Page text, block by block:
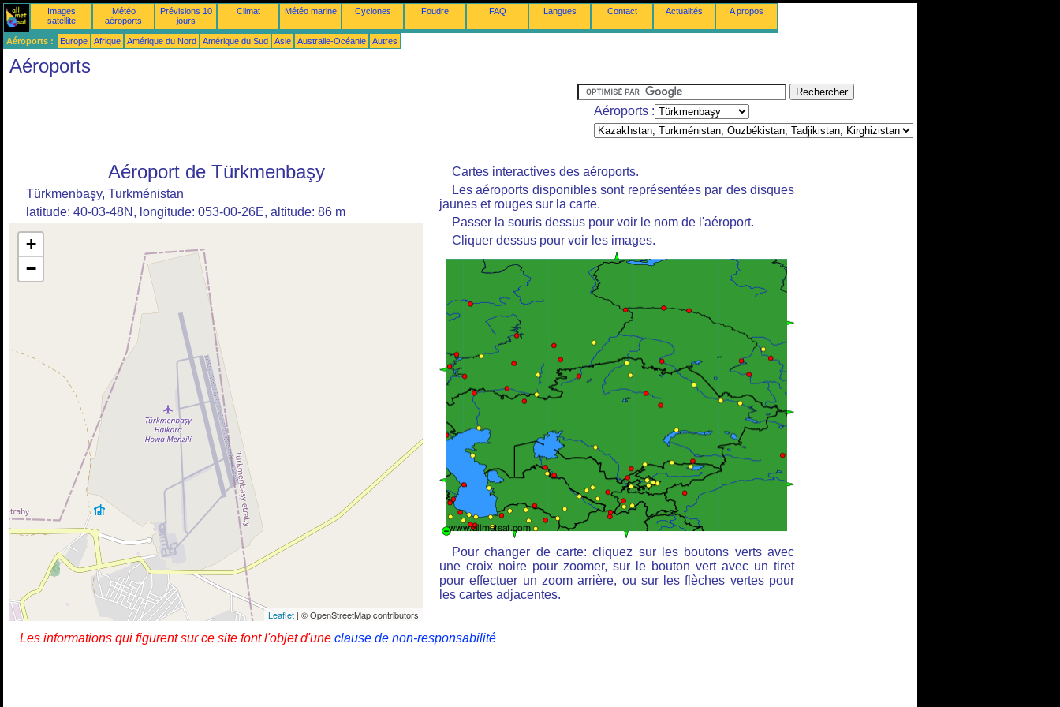
Images
satellite
Météo
aéroports
Prévisions 10
jours
Climat Météo marine Cyclones Foudre FAQ Langues Contact Actualités A propos
Aéroports : Europe Afrique Amérique du Nord Amérique du Sud Asie Australie-Océanie Autres
Aéroports
Aéroports :
Aéroport de Türkmenbaşy
Türkmenbaşy, Turkménistan
latitude: 40-03-48N, longitude: 053-00-26E, altitude: 86 m
+
−
Leaflet | © OpenStreetMap contributors
Cartes interactives des aéroports.
Les aéroports disponibles sont représentées par des disques
jaunes et rouges sur la carte.
Passer la souris dessus pour voir le nom de l'aéroport.
Cliquer dessus pour voir les images.
Pour changer de carte: cliquez sur les boutons verts avec
une croix noire pour zoomer, sur le bouton vert avec un tiret
pour effectuer un zoom arrière, ou sur les flèches vertes pour
les cartes adjacentes.
Les informations qui figurent sur ce site font l'objet d'une clause de non-responsabilité